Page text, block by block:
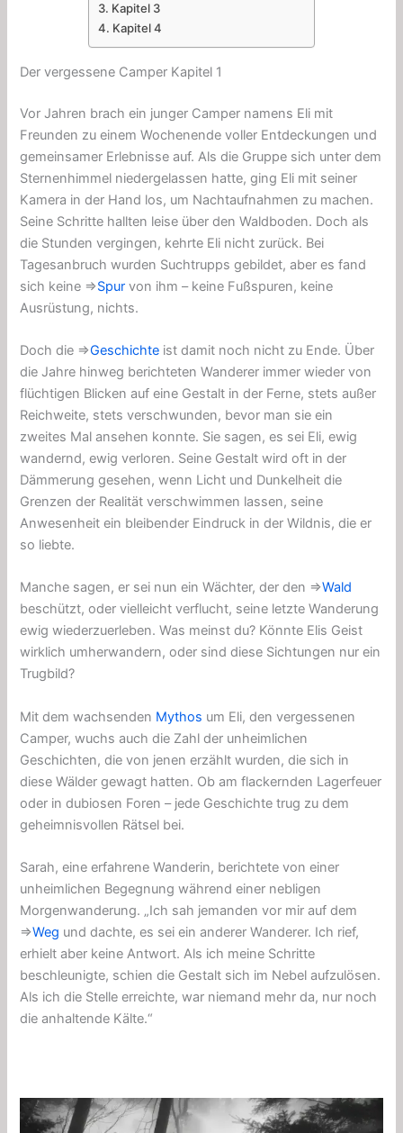
Kapitel 3
Kapitel 4
Der vergessene Camper Kapitel 1
Vor Jahren brach ein junger Camper namens Eli mit
Freunden zu einem Wochenende voller Entdeckungen und
gemeinsamer Erlebnisse auf. Als die Gruppe sich unter dem
Sternenhimmel niedergelassen hatte, ging Eli mit seiner
Kamera in der Hand los, um Nachtaufnahmen zu machen.
Seine Schritte hallten leise über den Waldboden. Doch als
die Stunden vergingen, kehrte Eli nicht zurück. Bei
Tagesanbruch wurden Suchtrupps gebildet, aber es fand
sich keine ⇒Spur von ihm – keine Fußspuren, keine
Ausrüstung, nichts.
Doch die ⇒Geschichte ist damit noch nicht zu Ende. Über
die Jahre hinweg berichteten Wanderer immer wieder von
flüchtigen Blicken auf eine Gestalt in der Ferne, stets außer
Reichweite, stets verschwunden, bevor man sie ein
zweites Mal ansehen konnte. Sie sagen, es sei Eli, ewig
wandernd, ewig verloren. Seine Gestalt wird oft in der
Dämmerung gesehen, wenn Licht und Dunkelheit die
Grenzen der Realität verschwimmen lassen, seine
Anwesenheit ein bleibender Eindruck in der Wildnis, die er
so liebte.
Manche sagen, er sei nun ein Wächter, der den ⇒Wald
beschützt, oder vielleicht verflucht, seine letzte Wanderung
ewig wiederzuerleben. Was meinst du? Könnte Elis Geist
wirklich umherwandern, oder sind diese Sichtungen nur ein
Trugbild?
Mit dem wachsenden Mythos um Eli, den vergessenen
Camper, wuchs auch die Zahl der unheimlichen
Geschichten, die von jenen erzählt wurden, die sich in
diese Wälder gewagt hatten. Ob am flackernden Lagerfeuer
oder in dubiosen Foren – jede Geschichte trug zu dem
geheimnisvollen Rätsel bei.
Sarah, eine erfahrene Wanderin, berichtete von einer
unheimlichen Begegnung während einer nebligen
Morgenwanderung. „Ich sah jemanden vor mir auf dem
⇒Weg und dachte, es sei ein anderer Wanderer. Ich rief,
erhielt aber keine Antwort. Als ich meine Schritte
beschleunigte, schien die Gestalt sich im Nebel aufzulösen.
Als ich die Stelle erreichte, war niemand mehr da, nur noch
die anhaltende Kälte.“